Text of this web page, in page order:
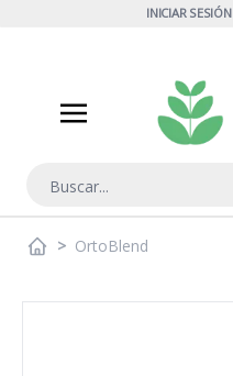
INICIAR SESIÓN
> OrtoBlend